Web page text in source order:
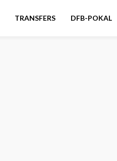
TRANSFERS DFB-POKAL